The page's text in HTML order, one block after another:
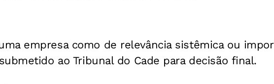
empresa como de relevância sistêmica ou impor
ao Tribunal do Cade para decisão final.